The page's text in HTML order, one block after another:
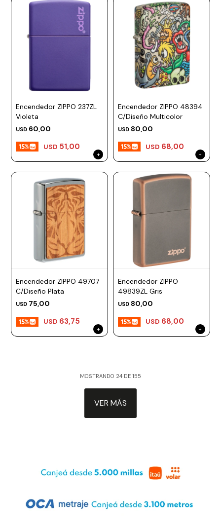
Encendedor ZIPPO 237ZL
Violeta
USD 60,00
USD 51,00
Encendedor ZIPPO 48394
C/Diseño Multicolor
USD 80,00
USD 68,00
Encendedor ZIPPO 49707
C/Diseño Plata
USD 75,00
USD 63,75
Encendedor ZIPPO
49839ZL Gris
USD 80,00
USD 68,00
MOSTRANDO 24 DE 155
VER MÁS